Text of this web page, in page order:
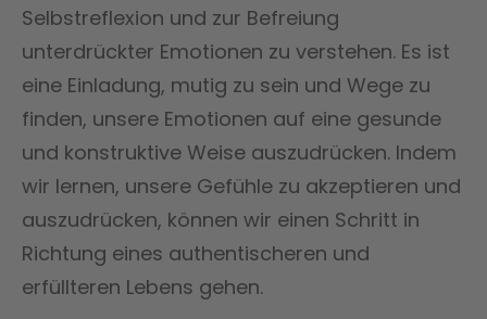
Selbstreflexion und zur Befreiung
unterdrückter Emotionen zu verstehen. Es ist
eine Einladung, mutig zu sein und Wege zu
finden, unsere Emotionen auf eine gesunde
und konstruktive Weise auszudrücken. Indem
wir lernen, unsere Gefühle zu akzeptieren und
auszudrücken, können wir einen Schritt in
Richtung eines authentischeren und
erfüllteren Lebens gehen.